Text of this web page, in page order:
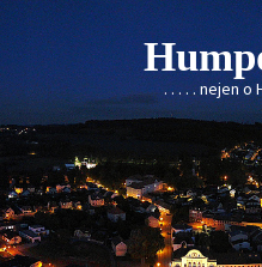
Skip
to
content
. . . . . nejen o